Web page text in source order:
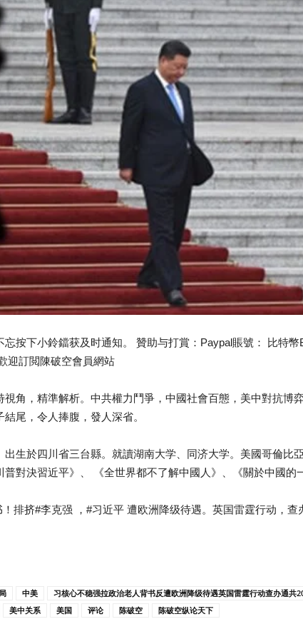
按下小鈴鐺获及时通知。 贊助与打賞：Paypal賬號： 比特幣
迎訂閲陳破空會員網站
角，精準解析。中共權力鬥爭，中國社會百態，美中對抗博
尾，令人捧腹，發人深省。
生於四川省三台縣。就讀湖南大学、同济大学。美國哥倫比
普對決習近平》、 《全世界都不了解中國人》、《關於中國
排挤#李克强 ，#习近平 遭欧洲降级待遇。英国雷霆行动，查
中美 习核心不稳强拉政治老人背书反遭欧洲降级待遇英国雷霆行动查办通共
美中关系 美国 评论 陈破空 陈破空纵论天下